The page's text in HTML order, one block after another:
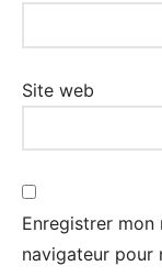
Site web
Enregistrer
navigateur pour